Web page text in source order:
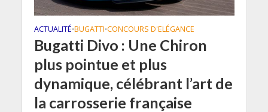
ACTUALITÉ•BUGATTI•CONCOURS D'ELÉGANCE
Bugatti Divo : Une Chiron
plus pointue et plus
dynamique, célébrant l’art de
la carrosserie française